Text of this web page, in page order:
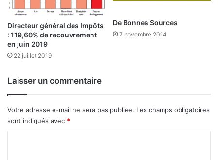
o
t
i
c
d
i
l
e
n
n
é
s
e
n
1
6
Directeur général des Impôts
: 119,60% de recouvrement
en juin 2019
22 juillet 2019
De Bonnes Sources
7 novembre 2014
Laisser un commentaire
Votre adresse e-mail ne sera pas publiée. Les champs obligatoires
sont indiqués avec *